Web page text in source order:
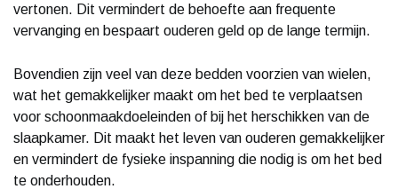
vertonen. Dit vermindert de behoefte aan frequente
vervanging en bespaart ouderen geld op de lange termijn.
Bovendien zijn veel van deze bedden voorzien van wielen,
wat het gemakkelijker maakt om het bed te verplaatsen
voor schoonmaakdoeleinden of bij het herschikken van de
slaapkamer. Dit maakt het leven van ouderen gemakkelijker
en vermindert de fysieke inspanning die nodig is om het bed
te onderhouden.